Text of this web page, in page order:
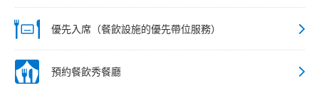
優先入席（餐飲設施的優先帶位服務）
預約餐飲秀餐廳